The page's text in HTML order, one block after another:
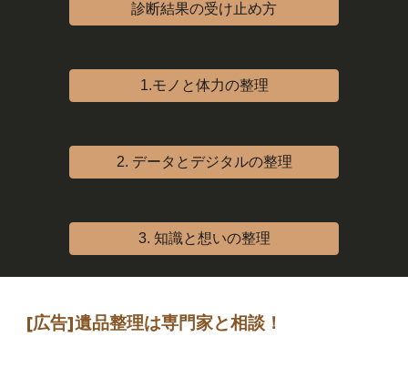
診断結果の受け止め方
1.モノと体力の整理
2. データとデジタルの整理
3. 知識と想いの整理
[広告]遺品整理は専門家と相談 ！